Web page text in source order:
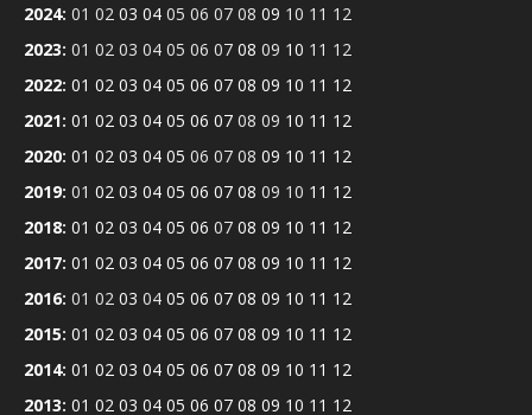
2024: 01 02 03 04 05 06 07 08 09 10 11 12
2023: 01 02 03 04 05 06 07 08 09 10 11 12
2022: 01 02 03 04 05 06 07 08 09 10 11 12
2021: 01 02 03 04 05 06 07 08 09 10 11 12
2020: 01 02 03 04 05 06 07 08 09 10 11 12
2019: 01 02 03 04 05 06 07 08 09 10 11 12
2018: 01 02 03 04 05 06 07 08 09 10 11 12
2017: 01 02 03 04 05 06 07 08 09 10 11 12
2016: 01 02 03 04 05 06 07 08 09 10 11 12
2015: 01 02 03 04 05 06 07 08 09 10 11 12
2014: 01 02 03 04 05 06 07 08 09 10 11 12
2013: 01 02 03 04 05 06 07 08 09 10 11 12